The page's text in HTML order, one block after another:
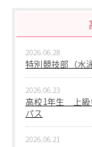
中学２年生 校
2026.06.09
中学１年生 校
2026.06.09
中学１年 校外
2026.03.05
2026.06.28
特別競技部（
2026.06.23
高校1年生 上級
パス
2026.06.21